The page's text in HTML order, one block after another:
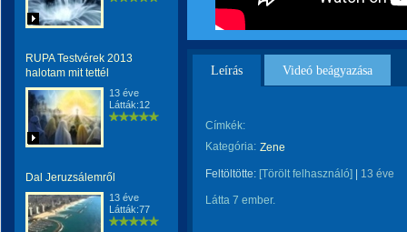
RUPA Testvérek 2013
halotam mit tettél
13 éve
Látták:12
Dal Jeruzsálemről
13 éve
Látták:77
Leírás Videó beágyazása
Címkék:
Kategória: Zene
Feltöltötte: [Törölt felhasználó] 13 éve
Látta 7 ember.